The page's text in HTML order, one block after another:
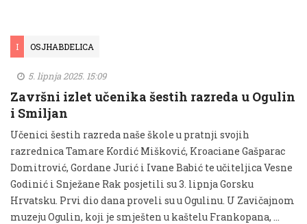
I OSJHABDELICA
5. lipnja 2025. 15:09
Završni izlet učenika šestih razreda u Ogulin
i Smiljan
Učenici šestih razreda naše škole u pratnji svojih
razrednica Tamare Kordić Mišković, Kroaciane Gašparac
Domitrović, Gordane Jurić i Ivane Babić te učiteljica Vesne
Godinić i Snježane Rak posjetili su 3. lipnja Gorsku
Hrvatsku. Prvi dio dana proveli su u Ogulinu. U Zavičajnom
muzeju Ogulin, koji je smješten u kaštelu Frankopana, …